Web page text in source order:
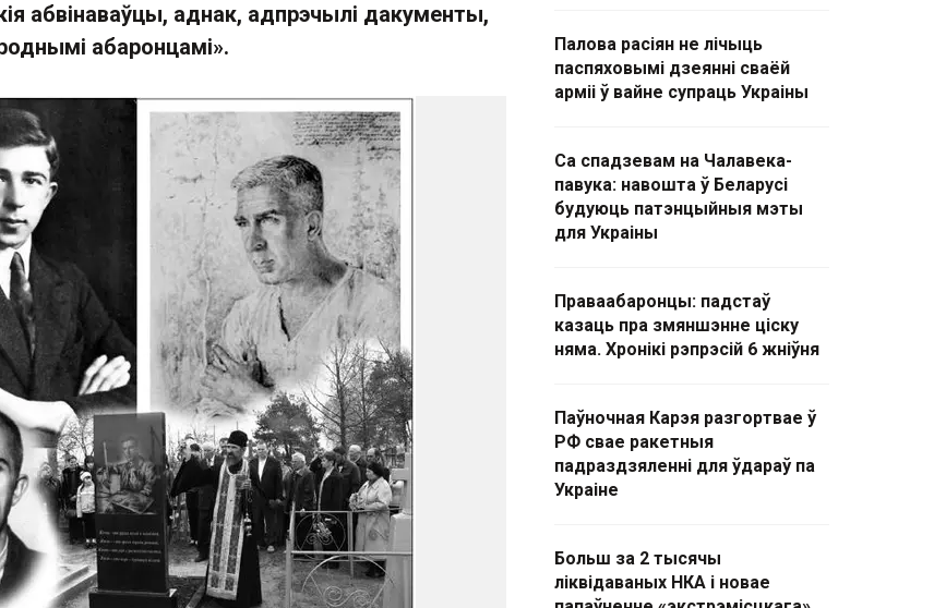
абвінаваўцы, аднак, адпрэчылі дакументы,
абаронцамі».
Палова расіян не лічыць
паспяховымі дзеянні сваёй
арміі ў вайне супраць Украіны
Са спадзевам на Чалавека-
павука: навошта ў Беларусі
будуюць патэнцыйныя мэты
для Украіны
Праваабаронцы: падстаў
казаць пра змяншэнне ціску
няма. Хронікі рэпрэсій 6 жніўня
Паўночная Карэя разгортвае ў
РФ свае ракетныя
падраздзяленні для ўдараў па
Украіне
Больш за 2 тысячы
ліквідаваных НКА і новае